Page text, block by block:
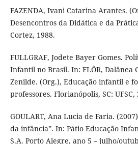
FAZENDA, Ivani Catarina Arantes.
Desencontros da Didática e da
Cortez, 1988.
FULLGRAF, Jodete Bayer Gomes.
Infantil no Brasil. In: FLÔR, Dalânea
Zenilde. (Org.), Educação infantil e
professores. Florianópolis, SC: UFSC,
GOULART, Ana Lucia de Faria.
da infância”. In: Pátio Educação
S.A. Porto Alegre, ano 5 – julho/